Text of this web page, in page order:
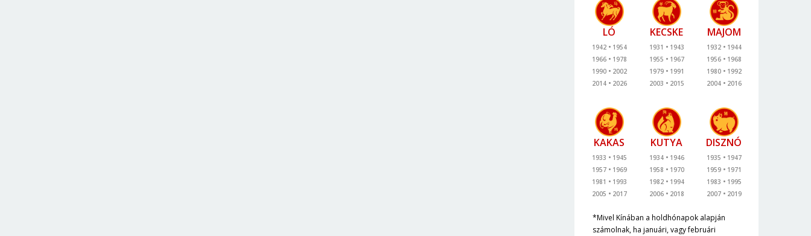
LÓ
1942
1954
1966
1978
1990
2002
2014
2026
KECSKE
1931
1943
1955
1967
1979
1991
2003
2015
MAJOM
1932
1944
1956
1968
1980
1992
2004
2016
KAKAS
1933
1945
1957
1969
1981
1993
2005
2017
KUTYA
1934
1946
1958
1970
1982
1994
2006
2018
DISZNÓ
1935
1947
1959
1971
1983
1995
2007
2019
*Mivel Kínában a holdhónapok alapján
számolnak, ha januári, vagy februári